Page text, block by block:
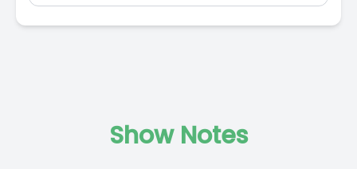
Show Notes